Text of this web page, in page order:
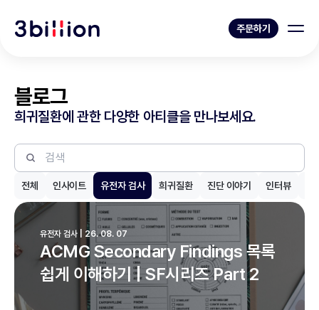
주문하기
블로그
희귀질환에 관한 다양한 아티클을 만나보세요.
전체 인사이트 유전자 검사 희귀질환 진단 이야기 인터뷰
ACMG Secondary Findings 목록
쉽게 이해하기 | SF시리즈 Part 2
유전자 검사 | 26. 08. 07